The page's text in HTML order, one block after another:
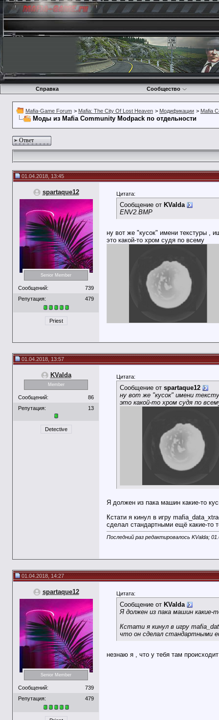
Справка Сообщество
Mafia-Game Forum > Mafia: The City Of Lost Heaven > Модификации > Mafia
Моды из Mafia Community Modpack по отдельности
Ответ
01.04.2018, 13:45
spartaque12
Senior Member
Сообщений:
739
Репутация:
479
Priest
Цитата:
Сообщение от KValda
ENV2.BMP
ну вот же "кусок" имени текстуры ,
это какой-то хром судя по всему
01.04.2018, 13:57
KValda
Member
Сообщений:
86
Репутация:
13
Detective
Цитата:
Сообщение от spartaque12
ну вот же "кусок" имени
это какой-то хром судя по
Я должен из пака машин какие-то
Кстати я кинул в игру
сделал стандартными ещё какие-то
Последний раз редактировалось KValda;
01.04.2018, 14:27
spartaque12
Senior Member
Сообщений:
739
Репутация:
479
Цитата:
Сообщение от KValda
Я должен из пака машин какие-
Кстати я кинул в игру
что он сделал стандартными
незнаю я , что у тебя там